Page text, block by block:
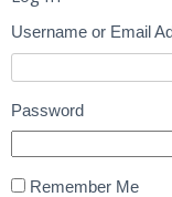
Username or Email
Password
Remember Me